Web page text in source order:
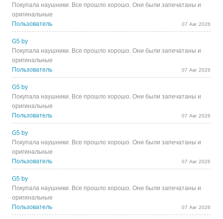
Покупала наушники. Все прошло хорошо. Они были запечатаны и
оригинальные
Пользователь
07 Авг 2026
G5 by
Покупала наушники. Все прошло хорошо. Они были запечатаны и
оригинальные
Пользователь
07 Авг 2026
G5 by
Покупала наушники. Все прошло хорошо. Они были запечатаны и
оригинальные
Пользователь
07 Авг 2026
G5 by
Покупала наушники. Все прошло хорошо. Они были запечатаны и
оригинальные
Пользователь
07 Авг 2026
G5 by
Покупала наушники. Все прошло хорошо. Они были запечатаны и
оригинальные
Пользователь
07 Авг 2026